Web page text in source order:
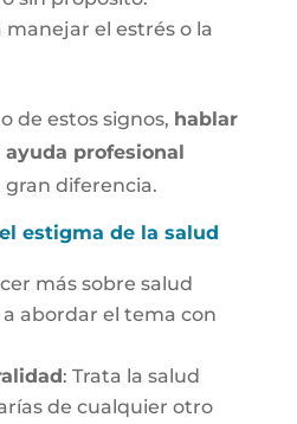
el estrés o la
de estos signos, hablar
profesional
diferencia.
estigma de la salud
más sobre salud
abordar el tema con
: Trata la salud
de cualquier otro